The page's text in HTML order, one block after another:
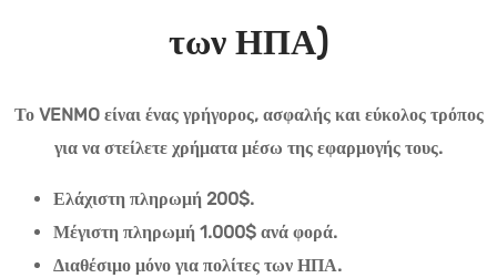
των ΗΠΑ)
Το VENMO είναι ένας γρήγορος, ασφαλής και εύκολος τρόπος
για να στείλετε χρήματα μέσω της εφαρμογής τους.
Ελάχιστη πληρωμή 200$.
Μέγιστη πληρωμή 1.000$ ανά φορά.
Διαθέσιμο μόνο για πολίτες των ΗΠΑ.